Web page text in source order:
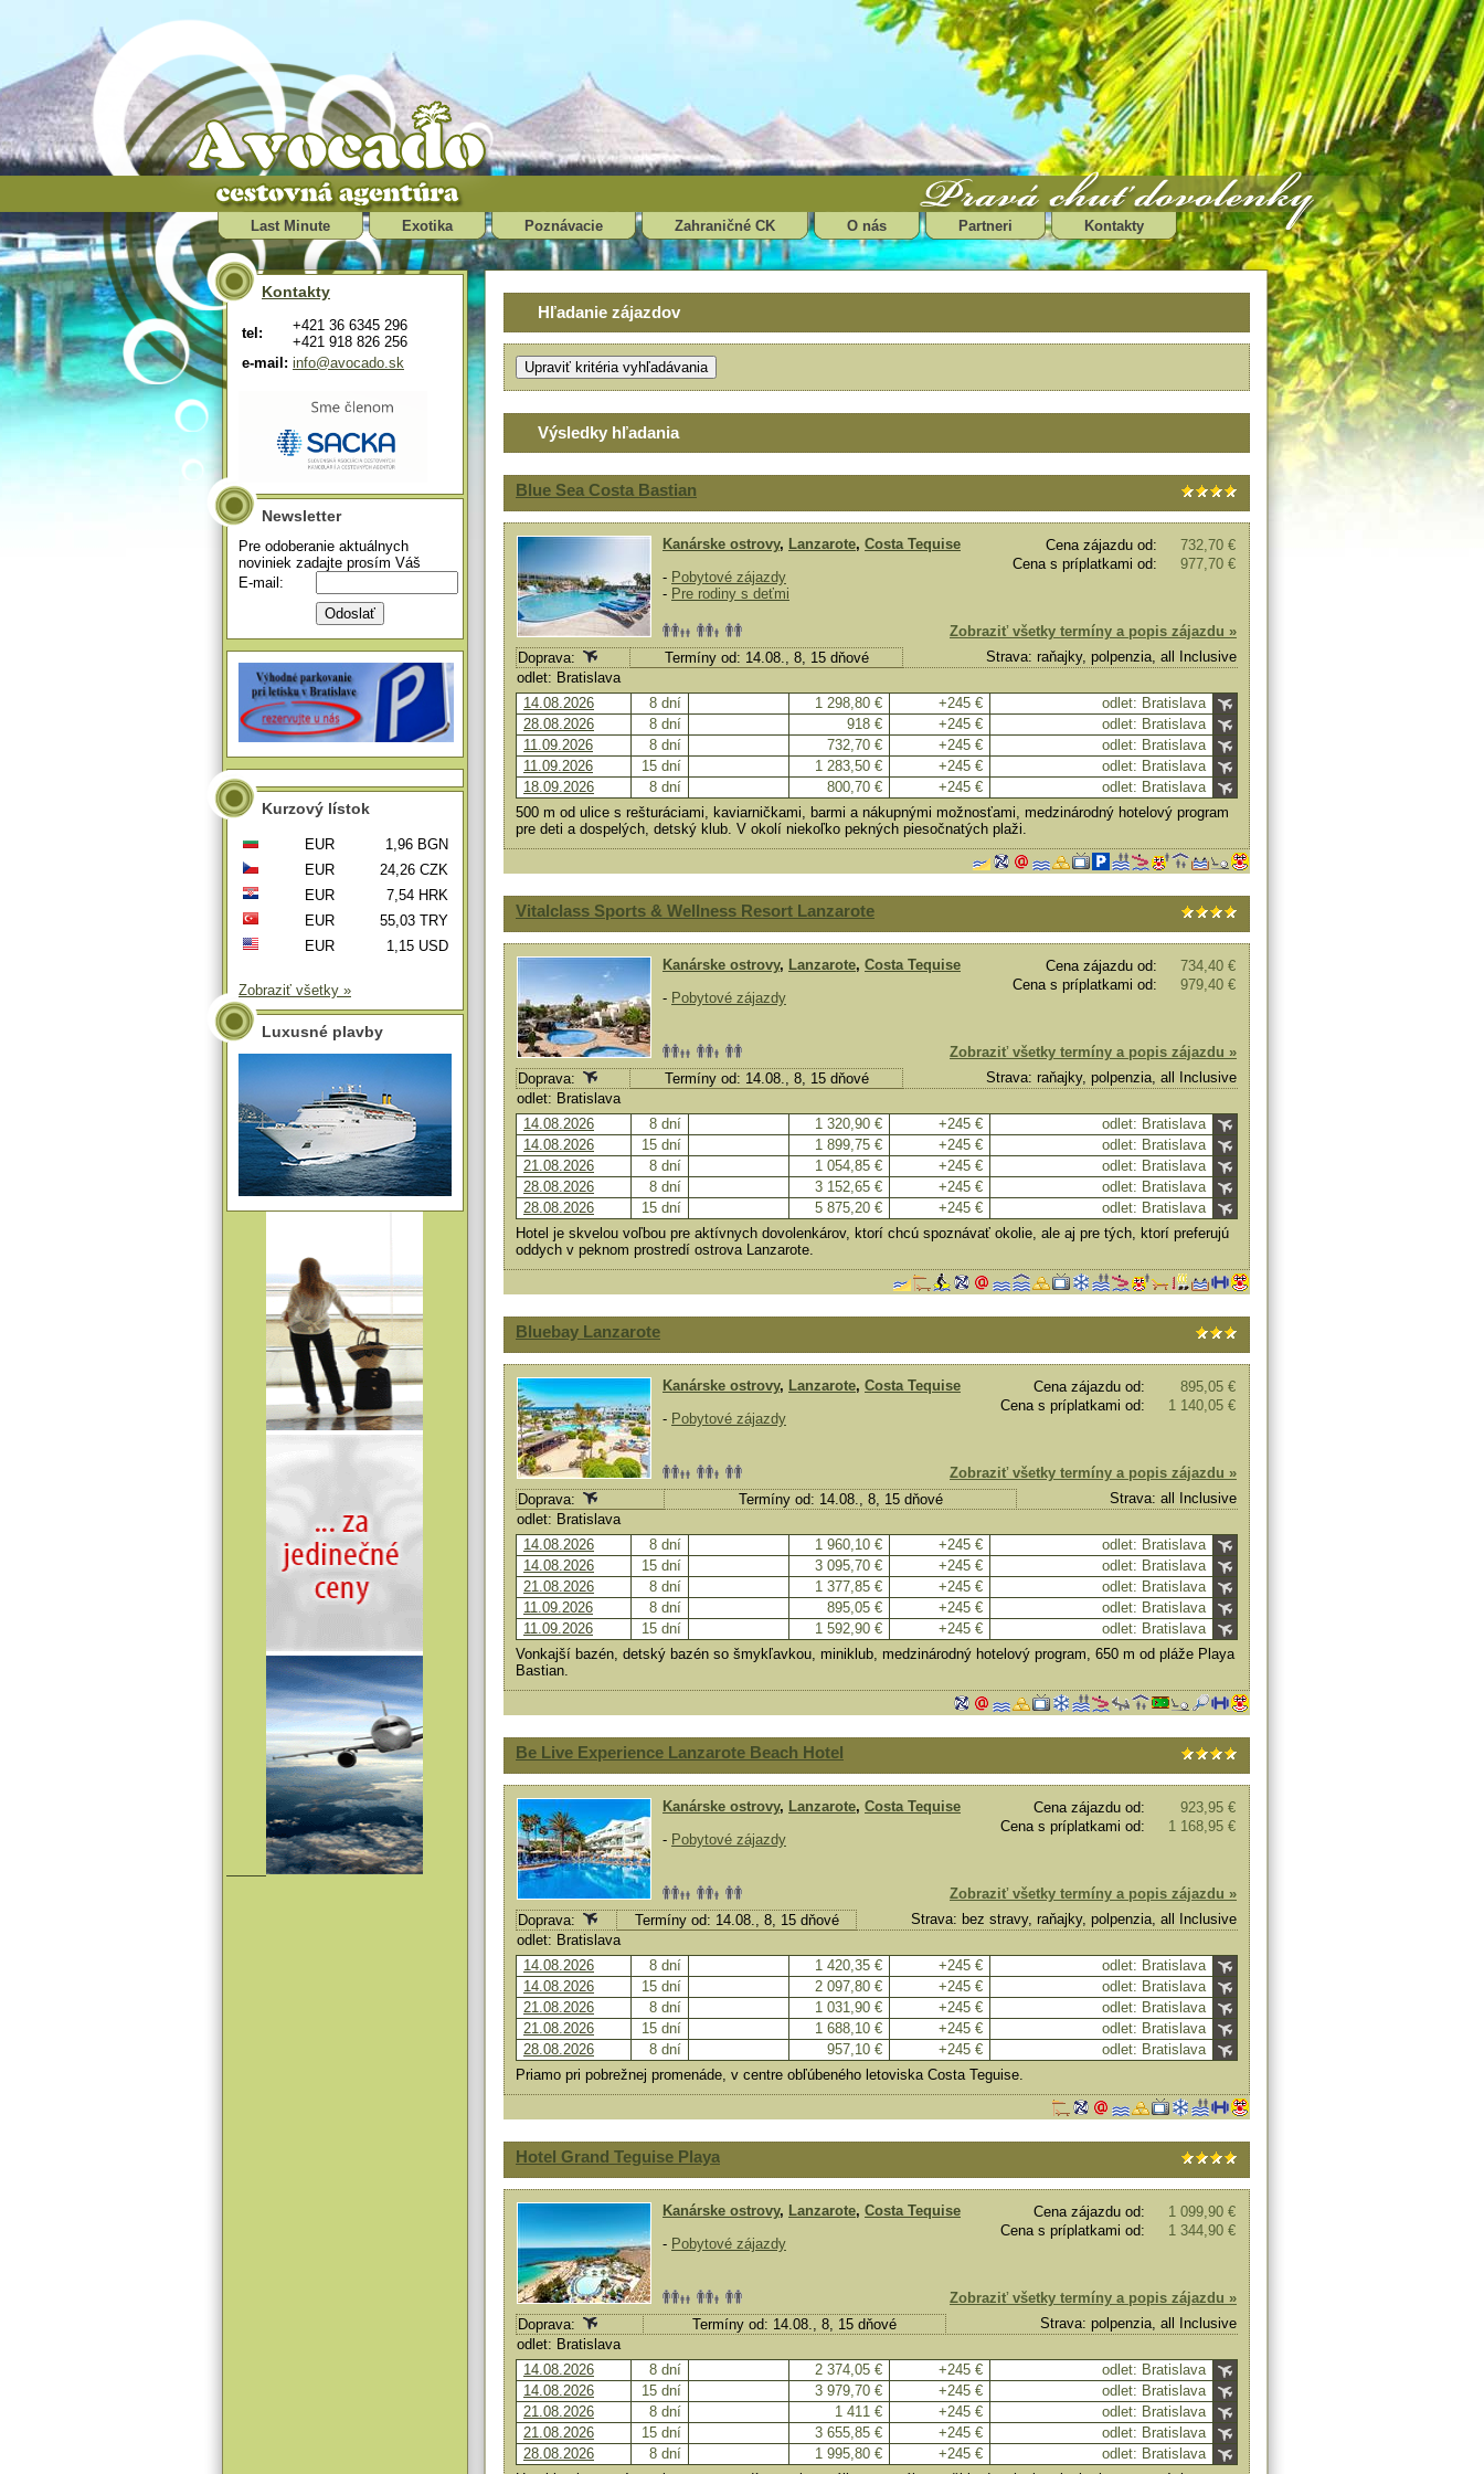
Last Minute Exotika Poznávacie Zahraničné CK O nás Partneri Kontakty
Hľadanie zájazdov
Výsledky hľadania
Blue Sea Costa Bastian
Cena zájazdu od:
732,70 €
Cena s príplatkami od:
977,70 €
Kanárske ostrovy, Lanzarote, Costa Tequise
- Pobytové zájazdy
- Pre rodiny s deťmi
Zobraziť všetky termíny a popis zájazdu »
Doprava:
Termíny od: 14.08., 8, 15 dňové
Strava: raňajky, polpenzia, all Inclusive
odlet: Bratislava
14.08.2026
8 dní 1 298,80 € +245 €
odlet: Bratislava
28.08.2026
8 dní 918 € +245 €
odlet: Bratislava
11.09.2026
8 dní 732,70 € +245 €
odlet: Bratislava
11.09.2026
15 dní 1 283,50 € +245 €
odlet: Bratislava
18.09.2026
8 dní 800,70 € +245 €
odlet: Bratislava
500 m od ulice s rešturáciami, kaviarničkami, barmi a nákupnými možnosťami, medzinárodný hotelový program
pre deti a dospelých, detský klub. V okolí niekoľko pekných piesočnatých plaži.
Vitalclass Sports & Wellness Resort Lanzarote
Cena zájazdu od:
734,40 €
Cena s príplatkami od:
979,40 €
Kanárske ostrovy, Lanzarote, Costa Tequise
- Pobytové zájazdy
Zobraziť všetky termíny a popis zájazdu »
Doprava:
Termíny od: 14.08., 8, 15 dňové
Strava: raňajky, polpenzia, all Inclusive
odlet: Bratislava
14.08.2026
8 dní 1 320,90 € +245 €
odlet: Bratislava
14.08.2026
15 dní 1 899,75 € +245 €
odlet: Bratislava
21.08.2026
8 dní 1 054,85 € +245 €
odlet: Bratislava
28.08.2026
8 dní 3 152,65 € +245 €
odlet: Bratislava
28.08.2026
15 dní 5 875,20 € +245 €
odlet: Bratislava
Hotel je skvelou voľbou pre aktívnych dovolenkárov, ktorí chcú spoznávať okolie, ale aj pre tých, ktorí preferujú
oddych v peknom prostredí ostrova Lanzarote.
Bluebay Lanzarote
Cena zájazdu od:
895,05 €
Cena s príplatkami od:
1 140,05 €
Kanárske ostrovy, Lanzarote, Costa Tequise
- Pobytové zájazdy
Zobraziť všetky termíny a popis zájazdu »
Doprava:
Termíny od: 14.08., 8, 15 dňové
Strava: all Inclusive
odlet: Bratislava
14.08.2026
8 dní 1 960,10 € +245 €
odlet: Bratislava
14.08.2026
15 dní 3 095,70 € +245 €
odlet: Bratislava
21.08.2026
8 dní 1 377,85 € +245 €
odlet: Bratislava
11.09.2026
8 dní 895,05 € +245 €
odlet: Bratislava
11.09.2026
15 dní 1 592,90 € +245 €
odlet: Bratislava
Vonkajší bazén, detský bazén so šmykľavkou, miniklub, medzinárodný hotelový program, 650 m od pláže Playa
Bastian.
Be Live Experience Lanzarote Beach Hotel
Cena zájazdu od:
923,95 €
Cena s príplatkami od:
1 168,95 €
Kanárske ostrovy, Lanzarote, Costa Tequise
- Pobytové zájazdy
Zobraziť všetky termíny a popis zájazdu »
Doprava:
Termíny od: 14.08., 8, 15 dňové
Strava: bez stravy, raňajky, polpenzia, all Inclusive
odlet: Bratislava
14.08.2026
8 dní 1 420,35 € +245 €
odlet: Bratislava
14.08.2026
15 dní 2 097,80 € +245 €
odlet: Bratislava
21.08.2026
8 dní 1 031,90 € +245 €
odlet: Bratislava
21.08.2026
15 dní 1 688,10 € +245 €
odlet: Bratislava
28.08.2026
8 dní 957,10 € +245 €
odlet: Bratislava
Priamo pri pobrežnej promenáde, v centre obľúbeného letoviska Costa Teguise.
Hotel Grand Teguise Playa
Cena zájazdu od:
1 099,90 €
Cena s príplatkami od:
1 344,90 €
Kanárske ostrovy, Lanzarote, Costa Tequise
- Pobytové zájazdy
Zobraziť všetky termíny a popis zájazdu »
Doprava:
Termíny od: 14.08., 8, 15 dňové
Strava: polpenzia, all Inclusive
odlet: Bratislava
14.08.2026
8 dní 2 374,05 € +245 €
odlet: Bratislava
14.08.2026
15 dní 3 979,70 € +245 €
odlet: Bratislava
21.08.2026
8 dní 1 411 € +245 €
odlet: Bratislava
21.08.2026
15 dní 3 655,85 € +245 €
odlet: Bratislava
28.08.2026
8 dní 1 995,80 € +245 €
odlet: Bratislava
Kontakty
tel:
+421 36 6345 296
+421 918 826 256
e-mail: info@avocado.sk
Newsletter
Pre odoberanie aktuálnych
noviniek zadajte prosím Váš
E-mail:
Kurzový lístok
EUR
1,96 BGN
EUR
24,26 CZK
EUR
7,54 HRK
EUR
55,03 TRY
EUR
1,15 USD
Zobraziť všetky »
Luxusné plavby